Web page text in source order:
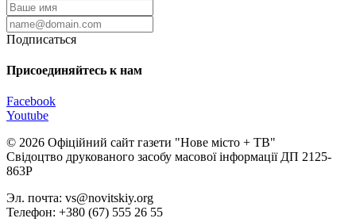
Подписаться
Присоединяйтесь к нам
Facebook
Youtube
© 2026 Офіційний сайт газети "Нове мiсто + ТВ"
Свідоцтво друкованого засобу масової інформації ДП 2125-
863Р
Эл. почта: vs@novitskiy.org
Телефон: +380 (67) 555 26 55